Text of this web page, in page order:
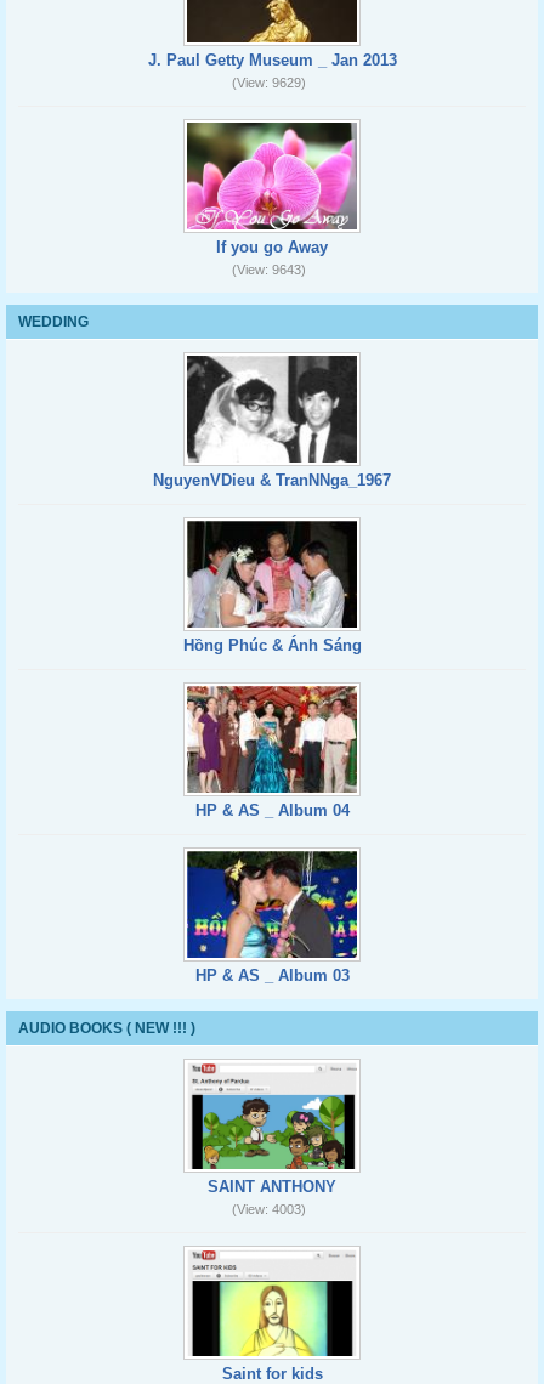
J. Paul Getty Museum _ Jan 2013
(View: 9629)
If you go Away
(View: 9643)
WEDDING
NguyenVDieu & TranNNga_1967
Hồng Phúc & Ánh Sáng
HP & AS _ Album 04
HP & AS _ Album 03
AUDIO BOOKS ( NEW !!! )
SAINT ANTHONY
(View: 4003)
Saint for kids